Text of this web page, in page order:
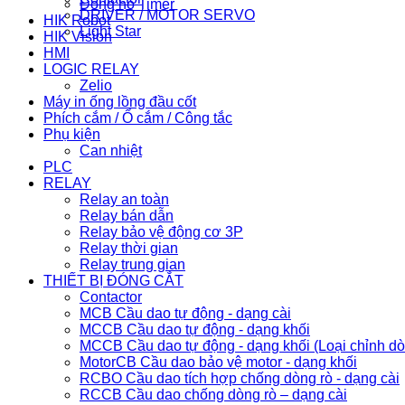
DRIVER / MOTOR SERVO
Light Star
Đồng hồ Timer
HIK Robot
HIK Vision
HMI
LOGIC RELAY
Zelio
Máy in ống lồng đầu cốt
Phích cắm / Ổ cắm / Công tắc
Phụ kiện
Can nhiệt
PLC
RELAY
Relay an toàn
Relay bán dẫn
Relay bảo vệ động cơ 3P
Relay thời gian
Relay trung gian
THIẾT BỊ ĐÓNG CẮT
Contactor
MCB Cầu dao tự động - dạng cài
MCCB Cầu dao tự động - dạng khối
MCCB Cầu dao tự động - dạng khối (Loại chỉnh
MotorCB Cầu dao bảo vệ motor - dạng khối
RCBO Cầu dao tích hợp chống dòng rò - dạng cài
RCCB Cầu dao chống dòng rò – dạng cài